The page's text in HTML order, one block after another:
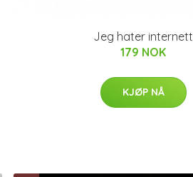
Jeg hater internett
179 NOK
KJØP NÅ